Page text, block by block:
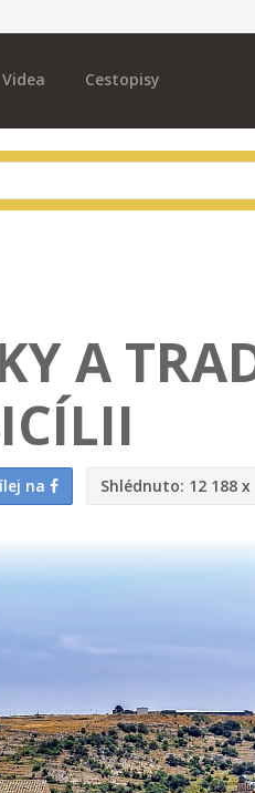
Videa Cestopisy
A
na Shlédnuto: 12 188 x